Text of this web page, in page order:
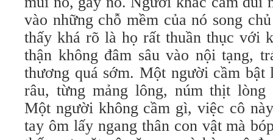
vào những chỗ mềm của nó song
thấy khá rõ là họ rất thuần thục với
thận không đâm sâu vào nội tạng,
thương quá sớm. Một người cầm bật
râu, từng mảng lông, núm thịt lòng
Một người không cầm gì, việc cô
tay ôm lấy ngang thân con vật mà